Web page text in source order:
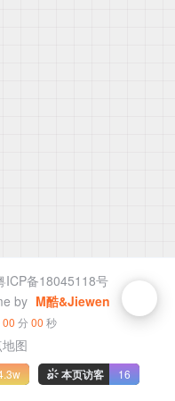
ICP备18045118号
by M酷&Jiewen
00 分 00 秒
图
本页访客 16